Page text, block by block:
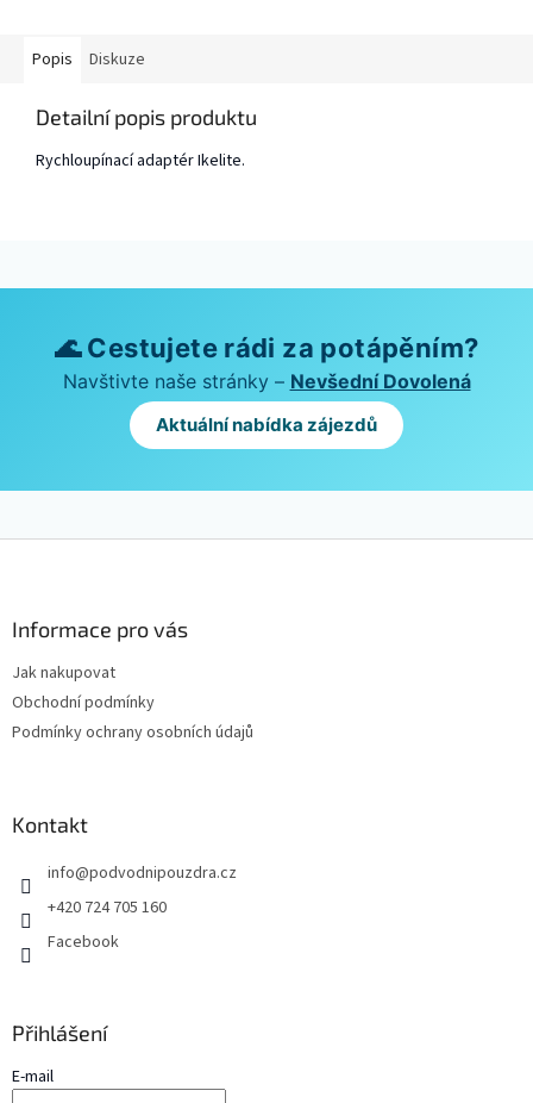
Popis Diskuze
Detailní popis produktu
Rychloupínací adaptér Ikelite.
🌊 Cestujete rádi za potápěním?
Navštivte naše stránky – Nevšední Dovolená
Aktuální nabídka zájezdů
Informace pro vás
Jak nakupovat
Obchodní podmínky
Podmínky ochrany osobních údajů
Kontakt
info@podvodnipouzdra.cz
+420 724 705 160
Facebook
Přihlášení
E-mail